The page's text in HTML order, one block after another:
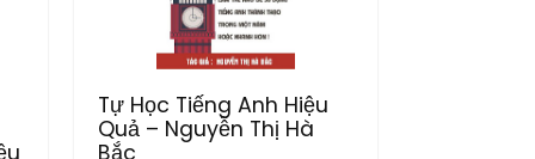
Tự Học Tiếng Anh Hiệu
Quả – Nguyễn Thị Hà
Bắc